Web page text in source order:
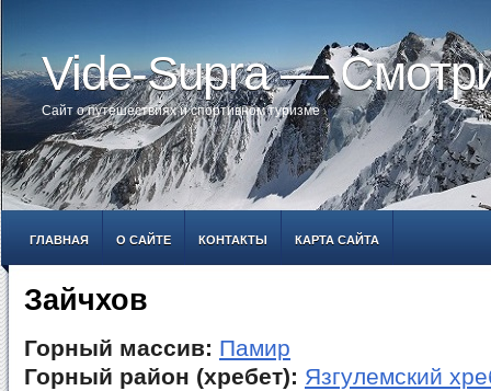
Vide-Supra —
Сайт о путешествиях и спортивном туризме
ГЛАВНАЯ О САЙТЕ КОНТАКТЫ КАРТА САЙТА
Зайчхов
Горный массив: Памир
Горный район (хребет): Язгулемский